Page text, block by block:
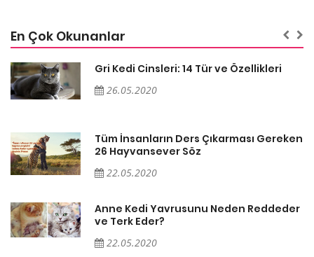
En Çok Okunanlar
Gri Kedi Cinsleri: 14 Tür ve Özellikleri
26.05.2020
Tüm İnsanların Ders Çıkarması Gereken
26 Hayvansever Söz
22.05.2020
Anne Kedi Yavrusunu Neden Reddeder
ve Terk Eder?
22.05.2020